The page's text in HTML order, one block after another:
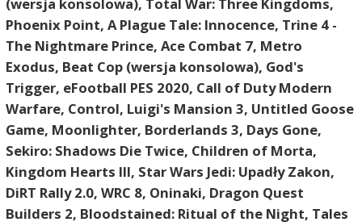
Phoenix Point, A Plague Tale: Innocence, Trine 4 -
The Nightmare Prince, Ace Combat 7, Metro
Exodus, Beat Cop (wersja konsolowa), God's
Trigger, eFootball PES 2020, Call of Duty Modern
Warfare, Control, Luigi's Mansion 3, Untitled Goose
Game, Moonlighter, Borderlands 3, Days Gone,
Sekiro: Shadows Die Twice, Children of Morta,
Kingdom Hearts III, Star Wars Jedi: Upadły Zakon,
DiRT Rally 2.0, WRC 8, Oninaki, Dragon Quest
Builders 2, Bloodstained: Ritual of the Night, Tales